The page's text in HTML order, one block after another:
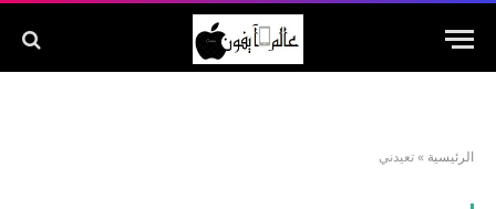
الرئيسية »تعيدني